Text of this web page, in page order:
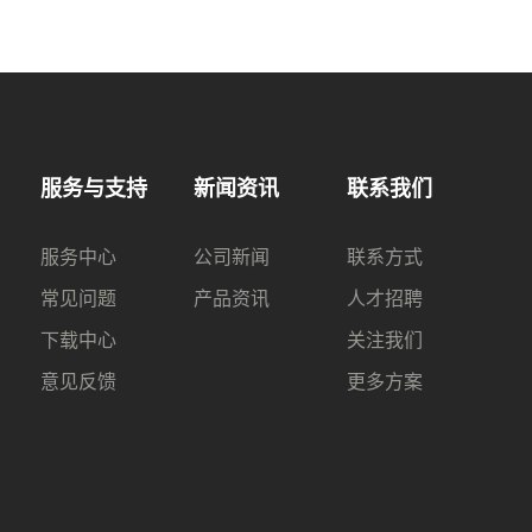
服务与支持
服务中心
常见问题
下载中心
意见反馈
新闻资讯
公司新闻
产品资讯
联系我们
联系方式
人才招聘
关注我们
更多方案